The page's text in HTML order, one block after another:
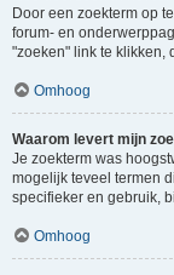
Door een zoekterm op
forum- en
"zoeken" link te klikken,
Omhoog
Waarom levert mijn
Je zoekterm was
mogelijk teveel termen
specifieker en gebruik,
Omhoog